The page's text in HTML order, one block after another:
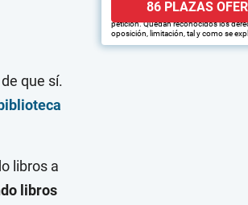
empresas que conforman elGrupo
puedan hacerle llegar la mejor oferta
petición. Quedan reconocidos los
oposición, limitación, tal y como se
86 PLAZAS
que sí.
libros a
libros